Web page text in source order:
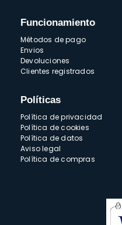
Funcionamiento
Métodos de pago
Envios
Devoluciones
Clientes registrados
Políticas
Política de privacidad
Política de cookies
Política de datos
Aviso legal
Política de compras